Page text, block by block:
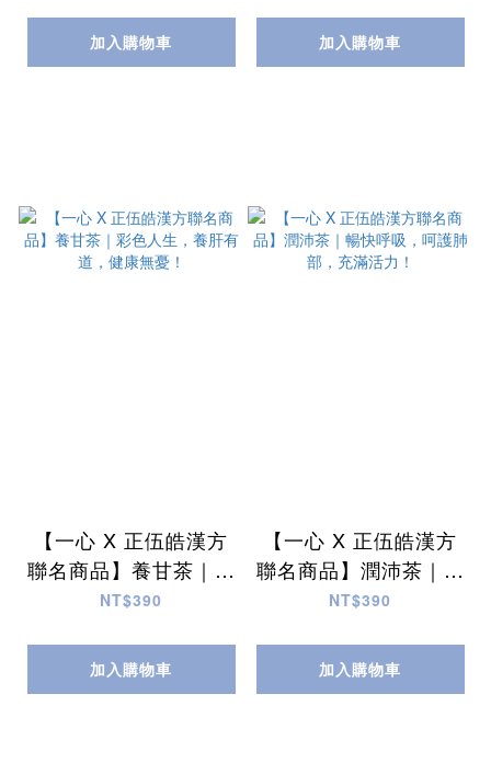
加入購物車 加入購物車
【一心 X 正伍皓漢方
聯名商品】養甘茶｜彩
色人生，養肝有道，健
NT$390
加入購物車
【一心 X 正伍皓漢方
聯名商品】潤沛茶｜暢
快呼吸，呵護肺部，充
NT$390
加入購物車